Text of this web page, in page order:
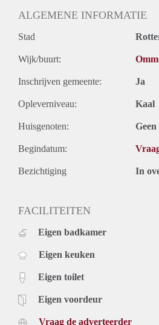
ALGEMENE INFORMATIE
Stad
Wijk/buurt:
Inschrijven gemeente: Ja
Opleverniveau: Kaal
Huisgenoten: Geen
Begindatum:
Bezichtiging In
FACILITEITEN
Eigen badkamer
Eigen keuken
Eigen toilet
Eigen voordeur
Vraag de adverteerder